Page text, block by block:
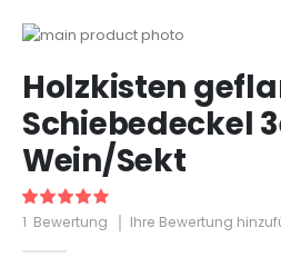
Zum
der
Bildergalerie
springen
Anfang
der
Bildergalerie
springen
Holzkisten
Schiebedeckel
Wein/Sekt
Bewertung:
80
% of100
1 Bewertung Ihre Bewertung